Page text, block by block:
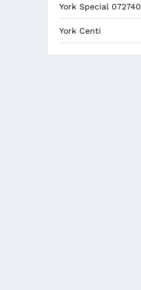
York Special 072740
York Centi